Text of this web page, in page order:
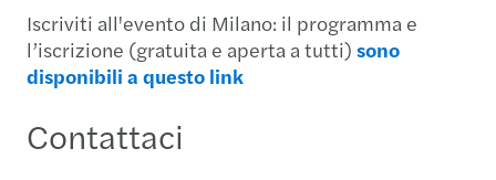
Iscriviti all'evento di Milano: il programma e
l’iscrizione (gratuita e aperta a tutti) sono
disponibili a questo link
Contattaci